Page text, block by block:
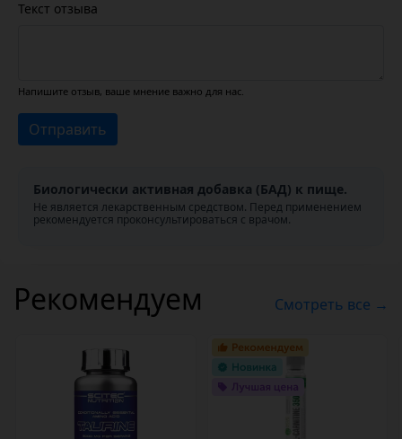
Текст отзыва
Напишите отзыв, ваше мнение важно для нас.
Отправить
Биологически активная добавка (БАД) к пище.
Не является лекарственным средством. Перед применением
рекомендуется проконсультироваться с врачом.
Рекомендуем Смотреть все →